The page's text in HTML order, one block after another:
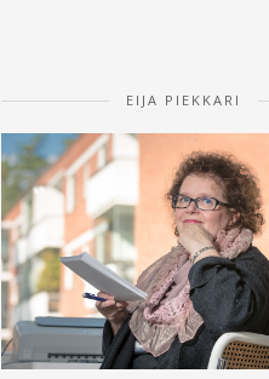
EIJA PIEKKARI